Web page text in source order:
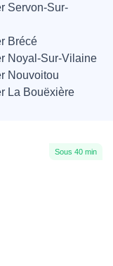
Servon-Sur-
Brécé
Noyal-Sur-Vilaine
Nouvoitou
La Bouëxière
Sous 40 min